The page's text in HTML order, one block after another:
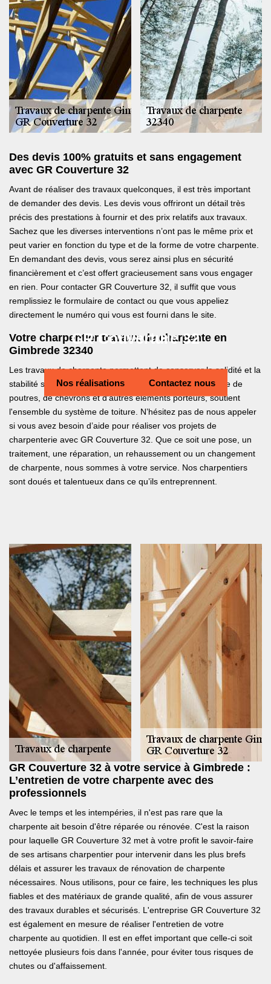
GR Couverture 32
Nos réalisations Contactez nous
Des devis 100% gratuits et sans engagement
avec GR Couverture 32
Avant de réaliser des travaux quelconques, il est très important
de demander des devis. Les devis vous offriront un détail très
précis des prestations à fournir et des prix relatifs aux travaux.
Sachez que les diverses interventions n’ont pas le même prix et
peut varier en fonction du type et de la forme de votre charpente.
En demandant des devis, vous serez ainsi plus en sécurité
financièrement et c’est offert gracieusement sans vous engager
en rien. Pour contacter GR Couverture 32, il suffit que vous
remplissiez le formulaire de contact ou que vous appeliez
directement le numéro qui vous est fourni dans le site.
Votre charpentier travaux de charpente en
Gimbrede 32340
Les travaux de charpente permettent de conserver la solidité et la
stabilité structurelle de votre toit. La charpente, constituée de
poutres, de chevrons et d'autres éléments porteurs, soutient
l'ensemble du système de toiture. N’hésitez pas de nous appeler
si vous avez besoin d’aide pour réaliser vos projets de
charpenterie avec GR Couverture 32. Que ce soit une pose, un
traitement, une réparation, un rehaussement ou un changement
de charpente, nous sommes à votre service. Nos charpentiers
sont doués et talentueux dans ce qu’ils entreprennent.
GR Couverture 32 à votre service à Gimbrede :
L’entretien de votre charpente avec des
professionnels
Avec le temps et les intempéries, il n'est pas rare que la
charpente ait besoin d'être réparée ou rénovée. C'est la raison
pour laquelle GR Couverture 32 met à votre profit le savoir-faire
de ses artisans charpentier pour intervenir dans les plus brefs
délais et assurer les travaux de rénovation de charpente
nécessaires. Nous utilisons, pour ce faire, les techniques les plus
fiables et des matériaux de grande qualité, afin de vous assurer
des travaux durables et sécurisés. L'entreprise GR Couverture 32
est également en mesure de réaliser l'entretien de votre
charpente au quotidien. Il est en effet important que celle-ci soit
nettoyée plusieurs fois dans l'année, pour éviter tous risques de
chutes ou d'affaissement.